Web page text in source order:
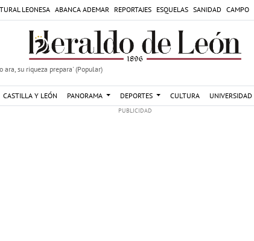
LEONESA ABANCA ADEMAR REPORTAJES ESQUELAS SANIDAD CAMPO
ara, su riqueza prepara' (Popular)
CASTILLA Y LEÓN PANORAMA DEPORTES CULTURA UNIVERSIDAD